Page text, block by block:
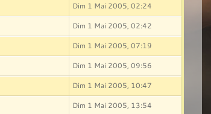
Dim 1 Mai 2005, 02:24
Dim 1 Mai 2005, 02:42
Dim 1 Mai 2005, 07:19
Dim 1 Mai 2005, 09:56
Dim 1 Mai 2005, 10:47
Dim 1 Mai 2005, 13:54